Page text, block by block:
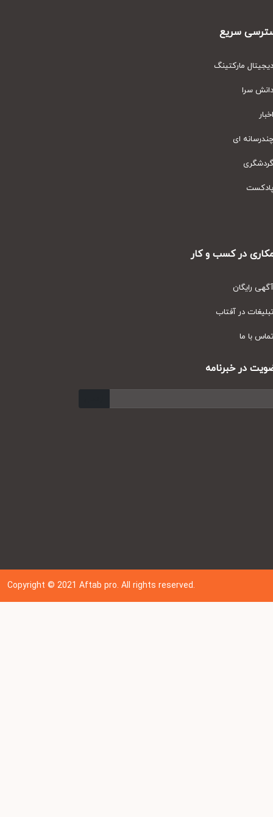
سریع
مارکتینگ
سرا
ای
در کسب و کار
رایگان
در آفتاب
با ما
در خبرنامه
Copyright © 202 1Aftab pro. All rights reserved.